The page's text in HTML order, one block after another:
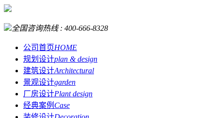
全国咨询热线 : 400-666-8328
公司首页HOME
规划设计plan & design
建筑设计Architectural
景观设计garden
厂房设计Plant design
经典案例 Case